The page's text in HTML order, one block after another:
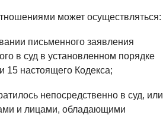
может осуществляться:
письменного заявления
в суд в установленном порядке
15 настоящего Кодекса;
непосредственно в суд, или
и лицами, обладающими